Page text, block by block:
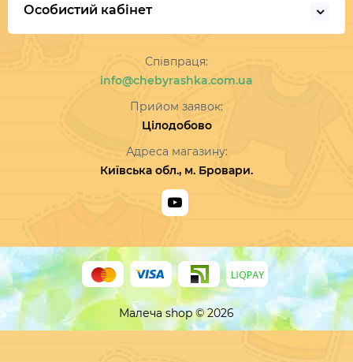
Особистий кабінет
Співпраця:
info@chebyrashka.com.ua
Прийом заявок:
Цілодобово
Адреса магазину:
Київська обл., м. Бровари.
Малеча shop © 2026